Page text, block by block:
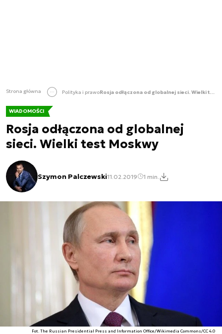
Strona główna Polityka i prawo Rosja odłączona od globalnej sieci. Wielki test Moskwy
WIADOMOŚCI
Rosja odłączona od globalnej
sieci. Wielki test Moskwy
Szymon Palczewski11.02.2019 1 min.
Fot. The Russian Presidential Press and Information Office/Wikimedia Commons/CC 4.0